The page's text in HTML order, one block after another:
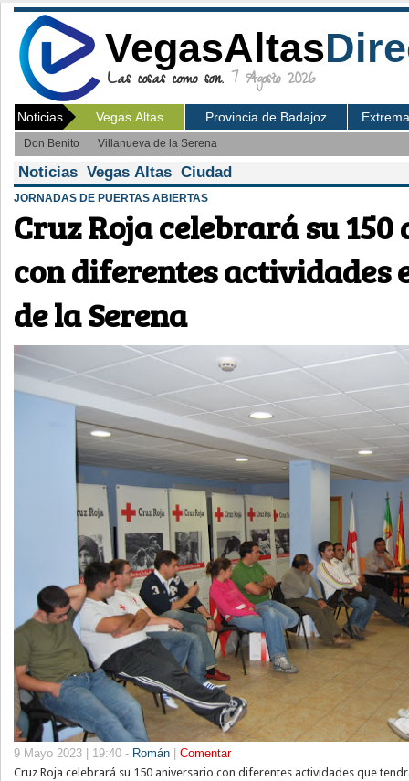
VegasAltas
Las cosas como son. 7 Agosto 2026
Noticias Vegas Altas Provincia de Badajoz
Don Benito Villanueva de la Serena
Noticias Vegas Altas Ciudad
JORNADAS DE PUERTAS ABIERTAS
Cruz Roja celebrará su
con diferentes actividades
de la Serena
9 Mayo 2023 | 19:40 - Román
Comentar
Cruz Roja celebrará su 150 aniversario con diferentes actividades que